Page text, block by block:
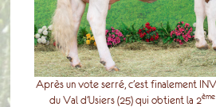
Après un vote serré, c’est finalement
du Val d’Usiers (25) qui obtient la 2ème